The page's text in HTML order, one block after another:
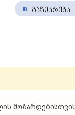
გაზიარება
წიგნი 13-19